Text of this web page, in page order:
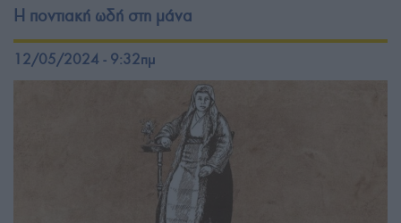
Η ποντιακή ωδή στη μάνα
12/05/2024 - 9:32πμ